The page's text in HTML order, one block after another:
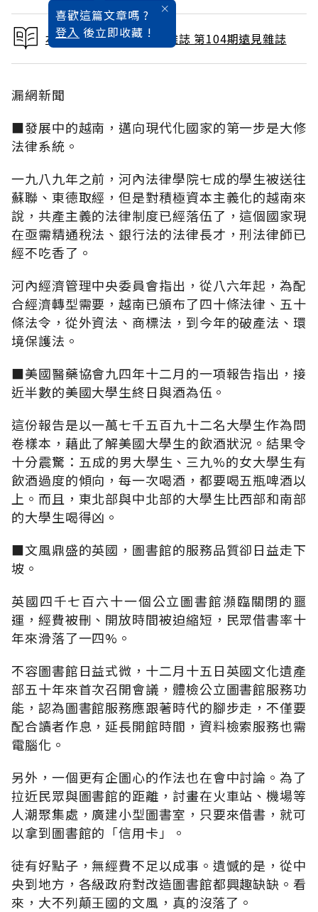
喜歡這篇文章嗎 ?
登入 後立即收藏 !
本文出自 1995 / 2月號雜誌 第104期遠見雜誌
漏網新聞
■發展中的越南，邁向現代化國家的第一步是大修
法律系統。
一九八九年之前，河內法律學院七成的學生被送往
蘇聯、東德取經，但是對積極資本主義化的越南來
說，共產主義的法律制度已經落伍了，這個國家現
在亟需精通稅法、銀行法的法律長才，刑法律師已
經不吃香了。
河內經濟管理中央委員會指出，從八六年起，為配
合經濟轉型需要，越南已頒布了四十條法律、五十
條法令，從外資法、商標法，到今年的破產法、環
境保護法。
■美國醫藥協會九四年十二月的一項報告指出，接
近半數的美國大學生終日與酒為伍。
這份報告是以一萬七千五百九十二名大學生作為問
卷樣本，藉此了解美國大學生的飲酒狀況。結果令
十分震驚：五成的男大學生、三九%的女大學生有
飲酒過度的傾向，每一次喝酒，都要喝五瓶啤酒以
上。而且，東北部與中北部的大學生比西部和南部
的大學生喝得凶。
■文風鼎盛的英國，圖書館的服務品質卻日益走下
坡。
英國四千七百六十一個公立圖書館瀕臨關閉的噩
運，經費被刪、開放時間被迫縮短，民眾借書率十
年來滑落了一四%。
不容圖書館日益式微，十二月十五日英國文化遺產
部五十年來首次召開會議，體檢公立圖書館服務功
能，認為圖書館服務應跟著時代的腳步走，不僅要
配合讀者作息，延長開館時間，資料檢索服務也需
電腦化。
另外，一個更有企圖心的作法也在會中討論。為了
拉近民眾與圖書館的距離，討畫在火車站、機場等
人潮聚集處，廣建小型圖書室，只要來借書，就可
以拿到圖書館的「信用卡」。
徒有好點子，無經費不足以成事。遺憾的是，從中
央到地方，各級政府對改造圖書館都興趣缺缺。看
來，大不列顛王國的文風，真的沒落了。